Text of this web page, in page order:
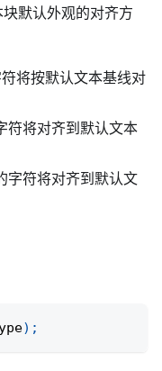
默认外观的对齐方
将按默认文本基线对
符将对齐到默认文本
字符将对齐到默认文
) ;